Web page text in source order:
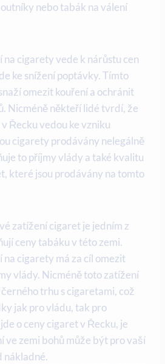
nebo tabák na válení
cigarety vede k nárůstu cen
ke snížení poptávky. Tímto
omezit kouření a ochránit
Nicméně někteří lidé tvrdí, že
Řecku vedou ke vzniku
cigarety prodávány nelegálně
to příjmy vlády a také kvalitu
které jsou prodávány na tomto
zatížení cigaret je jedním z
ceny tabáku v této zemi.
na cigarety má za cíl omezit
vlády. Nicméně toto zatížení
trhu s cigaretami, což
jak pro vládu, tak pro
o ceny cigaret v Řecku, je
ve zemi bohů může být pro vaší
nákladné.